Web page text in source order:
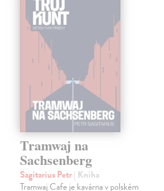
Tramwaj na
Sachsenberg
Sagitarius Petr| Kniha
Tramwaj Cafe je kavárna v polském